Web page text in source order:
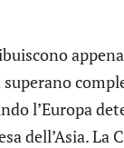
l’Europa
dell’Asia. La